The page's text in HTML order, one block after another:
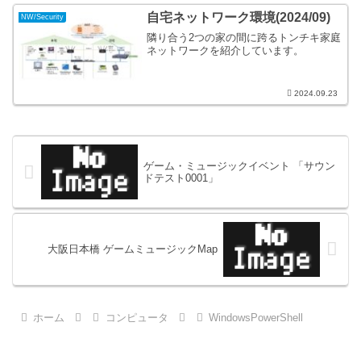
NW/Security 自宅ネットワーク環境(2024/09)
隣り合う2つの家の間に跨るトンチキ家庭
ネットワークを紹介しています。
2024.09.23
ゲーム・ミュージックイベント 「サウン
ドテスト0001」
大阪日本橋 ゲームミュージックMap
ホーム コンピュータ WindowsPowerShell